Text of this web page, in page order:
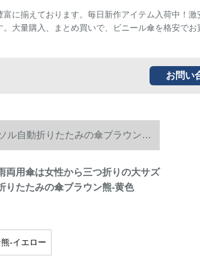
に揃えております。毎日新作アイテム入荷中！激
。大量購入、まとめ買いで、ビニール傘を格安でお
お問い
自動折りたたみの傘ブラウン熊-
両用傘は女性から三つ折りの大サズ
りたたみの傘ブラウン熊-黄色
-イエロー